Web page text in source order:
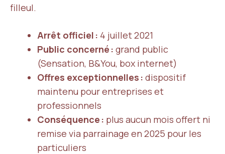
filleul.
Arrêt officiel : 4 juillet 2021
Public concerné : grand public
(Sensation, B&You, box internet)
Offres exceptionnelles : dispositif
maintenu pour entreprises et
professionnels
Conséquence : plus aucun mois offert ni
remise via parrainage en 2025 pour les
particuliers